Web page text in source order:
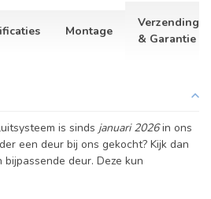
Montage
Verzending
& Garantie
is sinds januari 2026in ons
een deur bij ons gekocht? Kijk dan
deur. Deze kun